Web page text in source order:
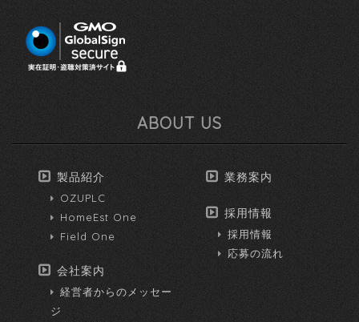
ABOUT US
製品紹介
OZUPLC
HomeEst One
Field One
会社案内
経営者からのメッセー
ジ
業務案内
採用情報
採用情報
応募の流れ